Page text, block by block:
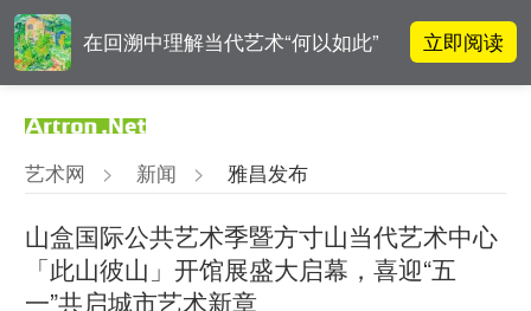
在回溯中理解当代艺术“何以如此” 立即阅读
粤籍留美艺术家
张瀚文：以物质媒介具象化精神世
界
周杰伦都要去的伦敦弗里兹，到底
艺术网 > 新闻 > 雅昌发布
山盒国际公共艺术季暨方寸山当代艺术中心
「此山彼山」开馆展盛大启幕，喜迎“五
一”共启城市艺术新章